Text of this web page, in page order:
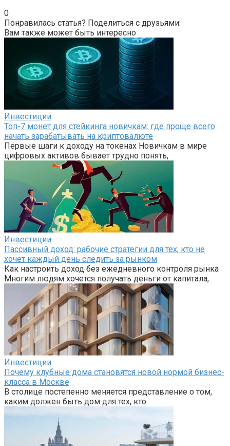
0
Понравилась статья? Поделиться с друзьями:
Вам также может быть интересно
Инвестиции
Топ-7 монет для стейкинга новичкам: где проще всего
начать зарабатывать на криптовалюте
Первые шаги к доходу на токенах Новичкам в мире
цифровых активов бывает трудно понять,
Инвестиции
Пассивный доход: рабочие стратегии для тех, кто не
хочет каждый день следить за рынком
Как настроить доход без ежедневного контроля рынка
Многим людям хочется получать деньги от капитала,
Инвестиции
Почему клубные дома становятся новой нормой бизнес-
класса в Москве
В столице постепенно меняется представление о том,
каким должен быть дом для тех, кто